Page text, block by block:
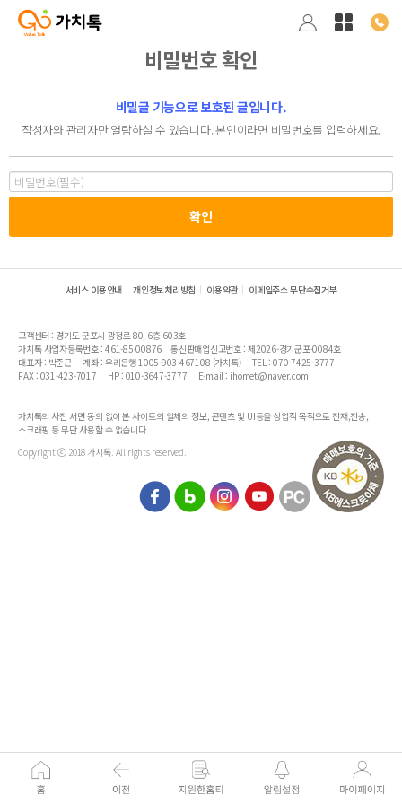
비밀번호 확인
비밀글 기능으로 보호된 글입니다.
작성자와 관리자만 열람하실 수 있습니다. 본인이라면 비밀번호를 입력하세요.
서비스 이용안내 개인정보처리방침 이용약관 이메일주소 무단수집거부
고객센터 : 경기도 군포시 광정로 80, 6층 603호
가치톡 사업자등록번호 : 461-85-00876
통신판매업신고번호 : 제2026-경기군포-0084호
대표자 : 박준근
계좌 : 우리은행 1005-903-467108 (가치톡)
TEL : 070-7425-3777
FAX : 031-423-7017
HP : 010-3647-3777 E-mail : ihomet@naver.com
가치톡의 사전 서면 동의 없이 본 사이트의 일체의 정보, 콘텐츠 및 UI등을 상업적 목적으로 전재,전송,
스크래핑 등 무단 사용할 수 없습니다
Copyright ⓒ 2018 가치톡. All rights reserved.